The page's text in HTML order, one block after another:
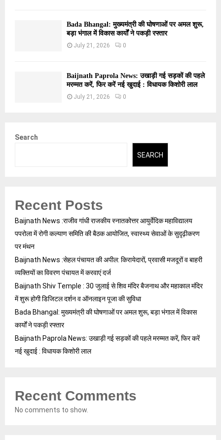
Bada Bhangal: मुख्यमंत्री की घोषणाओं पर अमल शुरू,
बड़ा भंगाल में विकास कार्यों ने पकड़ी रफ्तार
July 21, 2026 0
Baijnath Paprola News: उखाड़ी गई सड़कों की पहले
मरम्मत करें, फिर करें नई खुदाई : विधायक किशोरी लाल
July 21, 2026 0
Search
SEARCH
Recent Posts
Baijnath News :राजीव गांधी राजकीय स्नातकोत्तर आयुर्वेदिक महाविद्यालय
पपरोला में रोगी कल्याण समिति की बैठक आयोजित, स्वास्थ्य सेवाओं के सुदृढ़ीकरण
पर मंथन
Baijnath News :सेहल पंचायत की अपील: किरायेदारों, प्रवासी मजदूरों व बाहरी
व्यक्तियों का विवरण पंचायत में करवाएं दर्ज
Baijnath Shiv Temple : 30 जुलाई से शिव मंदिर बैजनाथ और महाकाल मंदिर
में शुरू होगी डिजिटल दर्शन व ऑनलाइन पूजा की सुविधा
Bada Bhangal: मुख्यमंत्री की घोषणाओं पर अमल शुरू, बड़ा भंगाल में विकास
कार्यों ने पकड़ी रफ्तार
Baijnath Paprola News: उखाड़ी गई सड़कों की पहले मरम्मत करें, फिर करें
नई खुदाई : विधायक किशोरी लाल
Recent Comments
No comments to show.